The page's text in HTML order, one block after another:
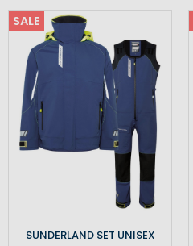
SALE
SUNDERLAND SET UNISEX